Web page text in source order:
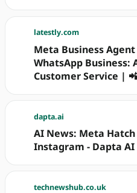
latestly.com
Meta Business
WhatsApp Business:
Customer Service |
dapta.ai
AI News: Meta
Instagram - Dapta AI
technewshub.co.uk